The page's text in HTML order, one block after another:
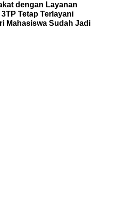
dengan Layanan
Tetap Terlayani
Mahasiswa Sudah Jadi